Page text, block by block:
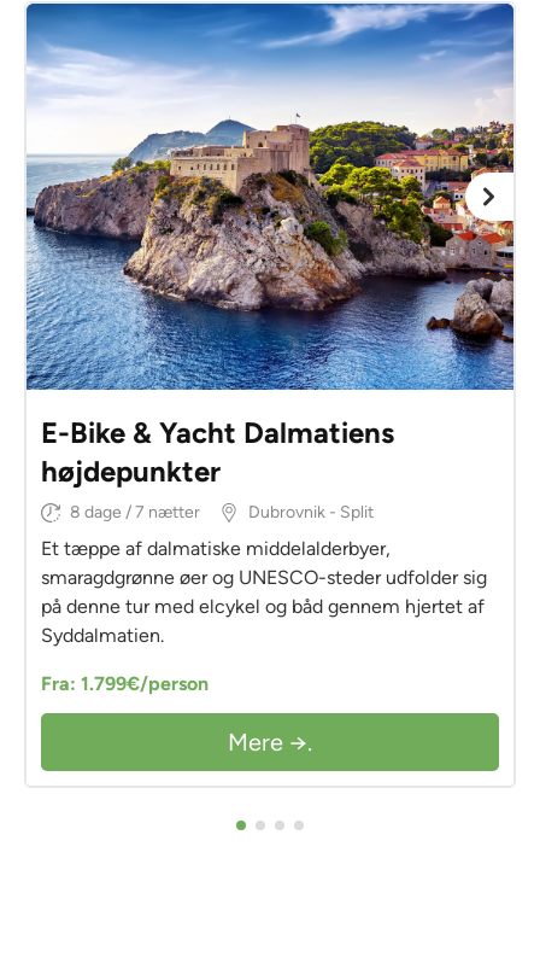
E-Bike & Yacht Dalmatiens
højdepunkter
8 dage / 7 nætter Dubrovnik - Split
Et tæppe af dalmatiske middelalderbyer,
smaragdgrønne øer og UNESCO-steder udfolder sig
på denne tur med elcykel og båd gennem hjertet af
Syddalmatien.
Fra: 1.799€/person
Mere →.